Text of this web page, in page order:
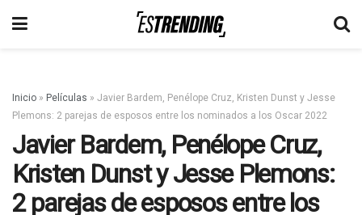
Inicio » Películas » Javier Bardem, Penélope Cruz, Kristen Dunst y Jesse
Plemons: 2 parejas de esposos entre los nominados a los Oscar 2022
Javier Bardem, Penélope Cruz,
Kristen Dunst y Jesse Plemons:
2 parejas de esposos entre los